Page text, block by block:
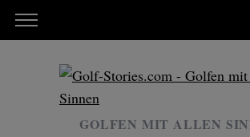
GOLFEN MIT ALLEN